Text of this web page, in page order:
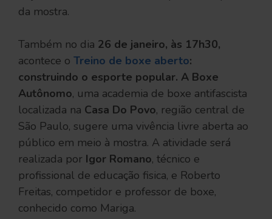
da mostra.
Também no dia 26 de janeiro, às 17h30,
acontece o Treino de boxe aberto:
construindo o esporte popular. A Boxe
Autônomo, uma academia de boxe antifascista
localizada na Casa Do Povo, região central de
São Paulo, sugere uma vivência livre aberta ao
público em meio à mostra. A atividade será
realizada por Igor Romano, técnico e
profissional de educação fisica, e Roberto
Freitas, competidor e professor de boxe,
conhecido como Mariga.